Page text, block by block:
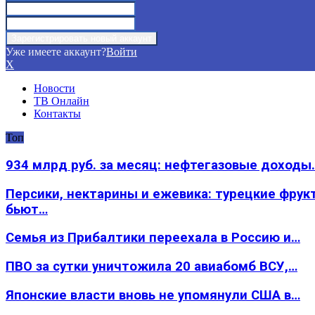
Уже имеете аккаунт?Войти
X
Новости
ТВ Онлайн
Контакты
Топ
934 млрд руб. за месяц: нефтегазовые
Персики, нектарины и ежевика: турецкие
бьют…
Семья из Прибалтики переехала в Россию и…
ПВО за сутки уничтожила 20 авиабомб ВСУ,…
Японские власти вновь не упомянули США в…